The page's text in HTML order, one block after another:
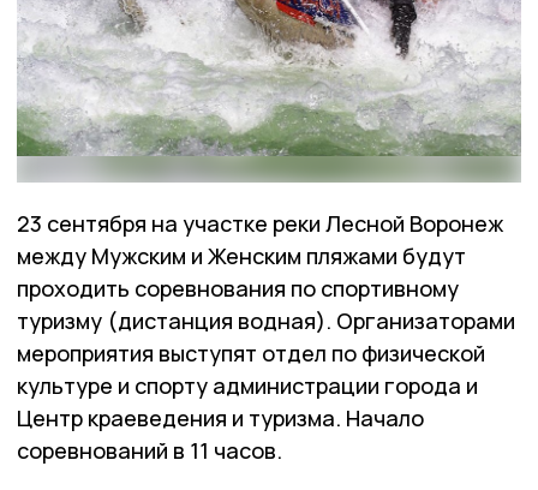
23 сентября на участке реки Лесной Воронеж
между Мужским и Женским пляжами будут
проходить соревнования по спортивному
туризму (дистанция водная). Организаторами
мероприятия выступят отдел по физической
культуре и спорту администрации города и
Центр краеведения и туризма. Начало
соревнований в 11 часов.